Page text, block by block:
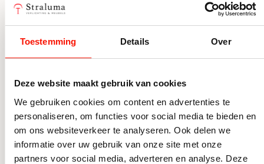
Toestemming Details Over
Deze website maakt gebruik van cookies
We gebruiken cookies om content en advertenties te
personaliseren, om functies voor social media te bieden en
om ons websiteverkeer te analyseren. Ook delen we
informatie over uw gebruik van onze site met onze
partners voor social media, adverteren en analyse. Deze
Eigenschappen
Overigen
Verstelbaar Ja, verstelbaar
Aantal lichtbronnen 1